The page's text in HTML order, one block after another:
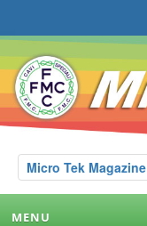
Micro Tek Magazine
MENU